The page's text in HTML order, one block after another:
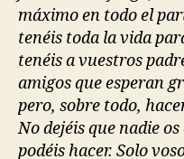
máximo en todo el
tenéis toda la vida
tenéis a vuestros
amigos que esperan
pero, sobre todo,
No dejéis que nadie
podéis hacer. Solo